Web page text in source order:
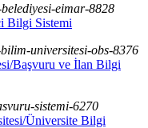
eimar-8828
Bilgi Sistemi
universitesi-obs-8376
Başvuru ve İlan Bilgi
sistemi-6270
Üniversite Bilgi